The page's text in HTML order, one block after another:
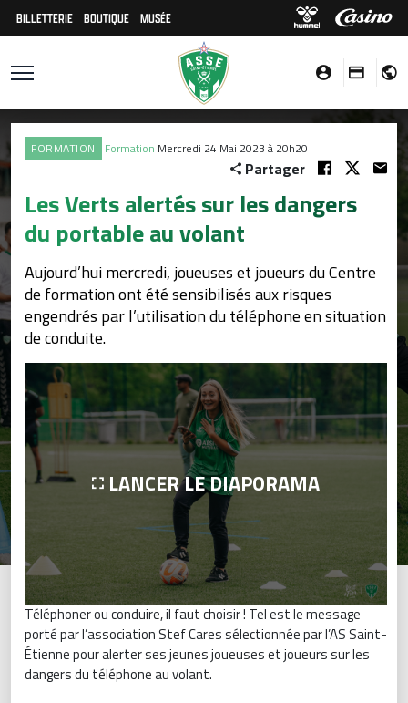
BILLETTERIE BOUTIQUE MUSÉE
FORMATION Formation Mercredi 24 Mai 2023 à 20h20
Partager
Les Verts alertés sur les dangers
du portable au volant
Aujourd’hui mercredi, joueuses et joueurs du Centre
de formation ont été sensibilisés aux risques
engendrés par l’utilisation du téléphone en situation
de conduite.
LANCER LE DIAPORAMA
Téléphoner ou conduire, il faut choisir ! Tel est le message
porté par l’association Stef Cares sélectionnée par l’AS Saint-
Étienne pour alerter ses jeunes joueuses et joueurs sur les
dangers du téléphone au volant.